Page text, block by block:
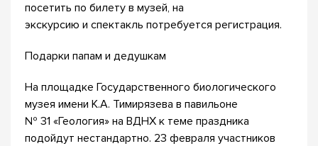
посетить по билету в музей, на
экскурсию и спектакль потребуется регистрация.
Подарки папам и дедушкам
На площадке Государственного биологического
музея имени К.А. Тимирязева в павильоне
№ 31 «Геология» на ВДНХ к теме праздника
подойдут нестандартно. 23 февраля участников